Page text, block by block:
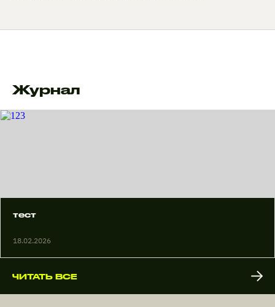
Журнал
тест
18.02.2026
ЧИТАТЬ ВСЕ